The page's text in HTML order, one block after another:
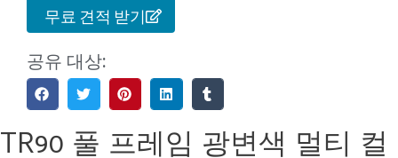
무료 견적 받기
공유 대상:
TR90 풀 프레임 광변색 멀티 컬